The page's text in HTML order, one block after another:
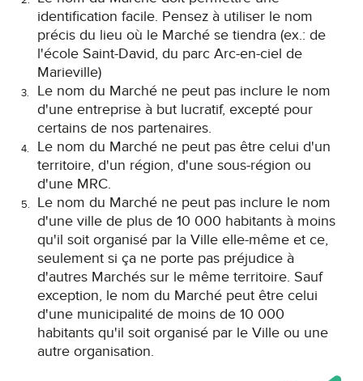
identification facile. Pensez à utiliser le nom
précis du lieu où le Marché se tiendra (ex.: de
l'école Saint-David, du parc Arc-en-ciel de
Marieville)
Le nom du Marché ne peut pas inclure le nom
d'une entreprise à but lucratif, excepté pour
certains de nos partenaires.
Le nom du Marché ne peut pas être celui d'un
territoire, d'un région, d'une sous-région ou
d'une MRC.
Le nom du Marché ne peut pas inclure le nom
d'une ville de plus de 10 000 habitants à moins
qu'il soit organisé par la Ville elle-même et ce,
seulement si ça ne porte pas préjudice à
d'autres Marchés sur le même territoire. Sauf
exception, le nom du Marché peut être celui
d'une municipalité de moins de 10 000
habitants qu'il soit organisé par le Ville ou une
autre organisation.